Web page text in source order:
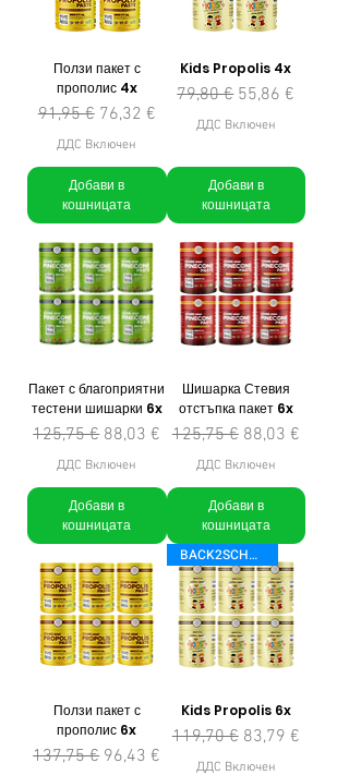
Ползи пакет с
прополис 4x
Редовна цена
91,95 € Продажна цена
76,32 €
ДДС Включен
Добави в
кошницата
Kids Propolis 4x
Редовна цена
79,80 € Продажна цена
55,86 €
ДДС Включен
Добави в
кошницата
Пакет с благоприятни
тестени шишарки 6x
Редовна цена
125,75 € Продажна цена
88,03 €
ДДС Включен
Добави в
кошницата
Шишарка Стевия
отстъпка пакет 6x
Редовна цена
125,75 € Продажна
88,03 €
ДДС Включен
Добави в
кошницата
Ползи пакет с
прополис 6x
Редовна цена
137,75 € Продажна цена
96,43 €
BACK2SCHOOL
Kids Propolis 6x
Редовна цена
119,70 € Продажна
83,79 €
ДДС Включен